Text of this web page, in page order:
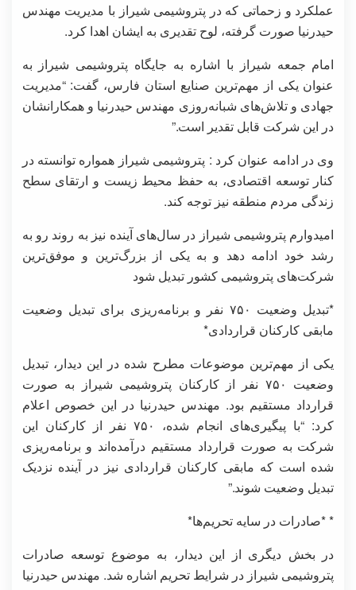
عملکرد و زحماتی که در پتروشیمی شیراز با مدیریت مهندس
حیدرنیا صورت گرفته، لوح تقدیری به ایشان اهدا کرد.
امام جمعه شیراز با اشاره به جایگاه پتروشیمی شیراز به
عنوان یکی از مهم‌ترین صنایع استان فارس، گفت: “مدیریت
جهادی و تلاش‌های شبانه‌روزی مهندس حیدرنیا و همکارانشان
در این شرکت قابل تقدیر است.”
وی در ادامه عنوان کرد : پتروشیمی شیراز همواره توانسته در
کنار توسعه اقتصادی، به حفظ محیط زیست و ارتقای سطح
زندگی مردم منطقه نیز توجه کند.
امیدوارم پتروشیمی شیراز در سال‌های آینده نیز به روند رو به
رشد خود ادامه دهد و به یکی از بزرگ‌ترین و موفق‌ترین
شرکت‌های پتروشیمی کشور تبدیل شود
*تبدیل وضعیت ۷۵۰ نفر و برنامه‌ریزی برای تبدیل وضعیت
مابقی کارکنان قراردادی*
یکی از مهم‌ترین موضوعات مطرح شده در این دیدار، تبدیل
وضعیت ۷۵۰ نفر از کارکنان پتروشیمی شیراز به صورت
قرارداد مستقیم بود. مهندس حیدرنیا در این خصوص اعلام
کرد: “با پیگیری‌های انجام شده، ۷۵۰ نفر از کارکنان این
شرکت به صورت قرارداد مستقیم درآمده‌اند و برنامه‌ریزی
شده است که مابقی کارکنان قراردادی نیز در آینده نزدیک
تبدیل وضعیت شوند.”
* *صادرات در سایه تحریم‌ها*
در بخش دیگری از این دیدار، به موضوع توسعه صادرات
پتروشیمی شیراز در شرایط تحریم اشاره شد. مهندس حیدرنیا